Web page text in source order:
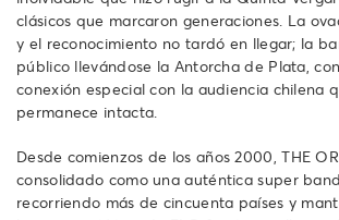
clásicos que marcaron generaciones. La
y el reconocimiento no tardó en llegar; la
público llevándose la Antorcha de Plata,
conexión especial con la audiencia chilena
permanece intacta.
Desde comienzos de los años 2000, THE
consolidado como una auténtica super
recorriendo más de cincuenta países y